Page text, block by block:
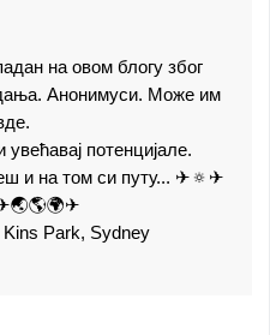
на овом блогу због
Анонимуси. Може им
потенцијале.
и на том си путу... ✈🔅✈
Park, Sydney